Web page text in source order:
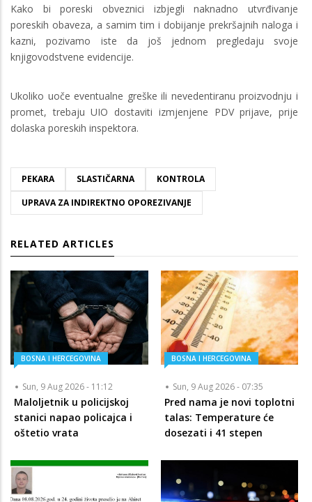
Kako bi poreski obveznici izbjegli naknadno utvrđivanje
poreskih obaveza, a samim tim i dobijanje prekršajnih naloga i
kazni, pozivamo iste da još jednom pregledaju svoje
knjigovodstvene evidencije.
Ukoliko uoče eventualne greške ili nevedentiranu proizvodnju i
promet, trebaju UIO dostaviti izmjenjene PDV prijave, prije
dolaska poreskih inspektora.
PEKARA SLASTIČARNA
KONTROLA
UPRAVA ZA INDIREKTNO OPOREZIVANJE
RELATED ARTICLES
BOSNA I HERCEGOVINA
Sun, 9 Aug 2026 - 11:12
Maloljetnik u policijskoj
stanici napao policajca i
oštetio vrata
BOSNA I HERCEGOVINA
Sun, 9 Aug 2026 - 07:35
Pred nama je novi toplotni
talas: Temperature će
dosezati i 41 stepen